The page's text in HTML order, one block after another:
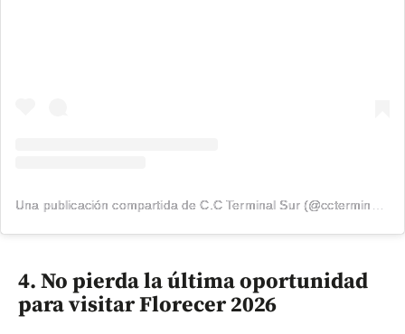
Una publicación compartida de C.C Terminal Sur (@ccterminalsur)
4. No pierda la última oportunidad
para visitar Florecer 2026